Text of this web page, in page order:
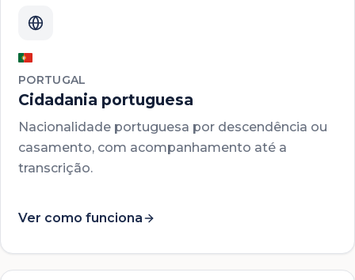
PORTUGAL
Cidadania portuguesa
Nacionalidade portuguesa por descendência ou
casamento, com acompanhamento até a
transcrição.
Ver como funciona